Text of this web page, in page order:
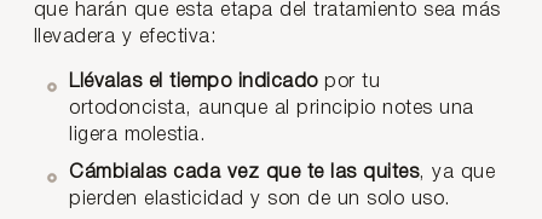
que harán que esta etapa del tratamiento sea más
llevadera y efectiva:
Llévalas el tiempo indicadopor tu
ortodoncista, aunque al principio notes una
ligera molestia.
Cámbialas cada vez que te las quites, ya que
pierden elasticidad y son de un solo uso.